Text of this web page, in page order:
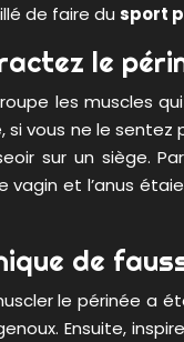
de faire du sport
le
les muscles
vous ne le
sur un siège.
vagin et l’anus
de
le périnée a
Ensuite,